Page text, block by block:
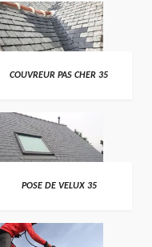
COUVREUR PAS CHER 35
POSE DE VELUX 35